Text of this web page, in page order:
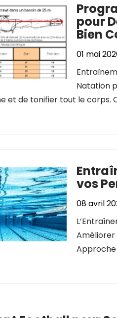
pour
Bien
01 mai
Natation
et de tonifier tout le corps.
vos
08 avril
Améliorer
Approche